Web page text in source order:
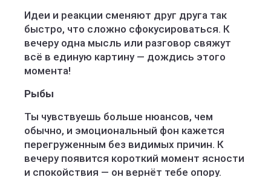
Идеи и реакции сменяют друг друга так
быстро, что сложно сфокусироваться. К
вечеру одна мысль или разговор свяжут
всё в единую картину — дождись этого
момента!
Рыбы
Ты чувствуешь больше нюансов, чем
обычно, и эмоциональный фон кажется
перегруженным без видимых причин. К
вечеру появится короткий момент ясности
и спокойствия — он вернёт тебе опору.